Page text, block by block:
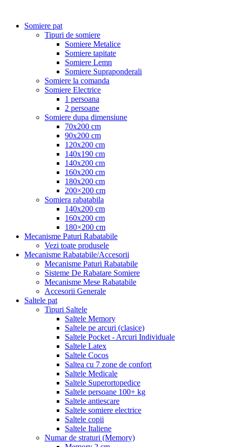
Somiere pat
Tipuri de somiere
Somiere Metalice
Somiere tapitate
Somiere Lemn
Somiere Supraponderali
Somiere la comanda
Somiere Electrice
1 persoana
2 persoane
Somiere dupa dimensiune
70x200 cm
90x200 cm
120x200 cm
140x190 cm
140x200 cm
160x200 cm
180x200 cm
200×200 cm
Somiera rabatabila
140x200 cm
160x200 cm
180×200 cm
Mecanisme Paturi Rabatabile
Vezi toate produsele
Mecanisme Rabatabile/Accesorii
Mecanisme Paturi Rabatabile
Sisteme De Rabatare Somiere
Mecanisme Mese Rabatabile
Accesorii Generale
Saltele pat
Tipuri Saltele
Saltele Memory
Saltele pe arcuri (clasice)
Saltele Pocket - Arcuri Individuale
Saltele Latex
Saltele Cocos
Saltea cu 7 zone de confort
Saltele Medicale
Saltele Superortopedice
Saltele persoane 100+ kg
Saltele antiescare
Saltele somiere electrice
Saltele copii
Saltele Italiene
Numar de straturi (Memory)